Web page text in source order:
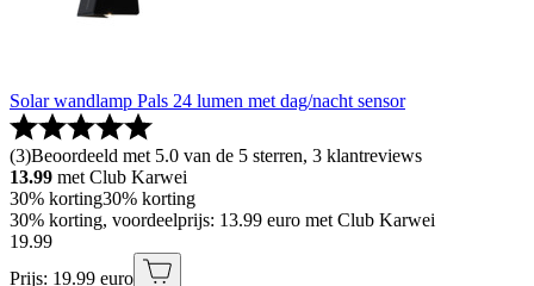
Solar wandlamp Pals 24 lumen met dag/nacht sensor
(3)Beoordeeld met 5.0 van de 5 sterren, 3 klantreviews
13.99 met Club Karwei
30% korting30% korting
30% korting, voordeelprijs: 13.99 euro met Club Karwei
19.99
Prijs: 19.99 euro